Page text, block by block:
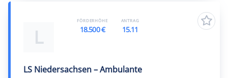
L
LS Niedersachsen – Ambulante
FÖRDERHÖHE
18.500 €
ANTRAG
15.11